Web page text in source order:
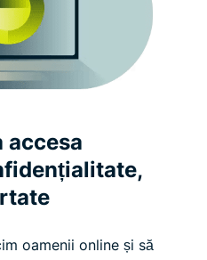
accesa
oamenii online și să